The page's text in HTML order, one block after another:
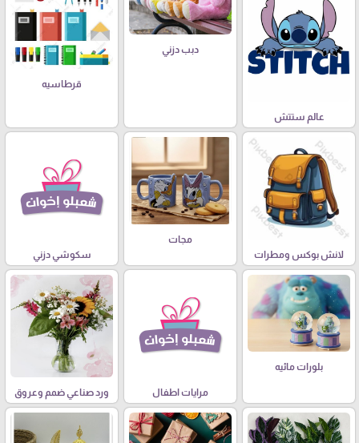
عالم ستتش
دبب دزني
قرطاسيه
لانش بوكس ومطرات
مجات
سكوشي دزني
بلورات مائيه
مرايات اطفال ورد صناعي ضمم وعروق